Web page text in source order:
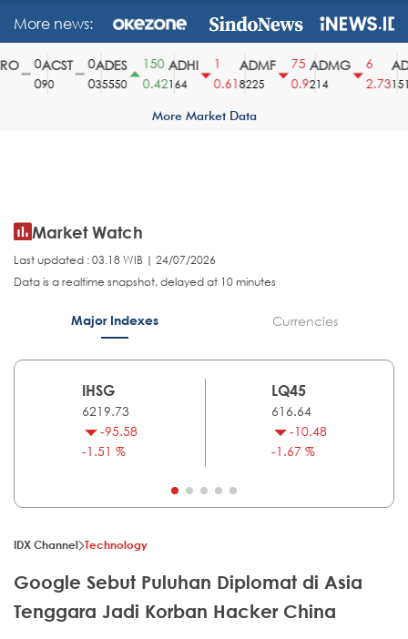
More news:
ACST
90
ADES
35550
150
0.42
ADHI
164
0.61
ADMF
8225
75
0.9
ADMG
214
2.731510
More Market Data
Market Watch
Last updated : 03.18 WIB | 24/07/2026
Data is a realtime snapshot, delayed at 10 minutes
Major Indexes Currencies
IHSG
6219.73
-95.58
-1.51 %
LQ45
616.64
-10.48
-1.67 %
IDX Channel Technology
Google Sebut Puluhan Diplomat di Asia
Tenggara Jadi Korban Hacker China